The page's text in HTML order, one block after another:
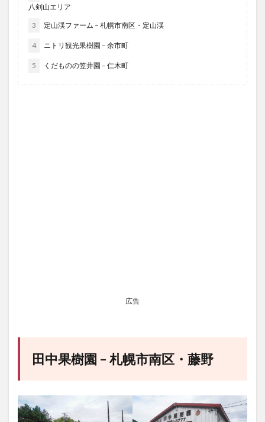
八剣山エリア
3 定山渓ファーム – 札幌市南区・定山渓
4 ニトリ観光果樹園 – 余市町
5 くだものの笠井園 – 仁木町
広告
田中果樹園 – 札幌市南区・藤野